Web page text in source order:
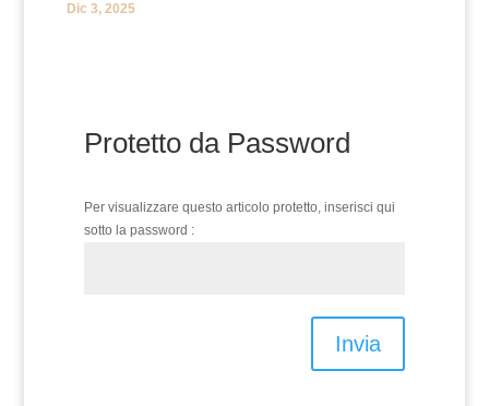
Dic 3, 2025
Protetto da Password
Per visualizzare questo articolo protetto, inserisci qui
sotto la password :
Invia